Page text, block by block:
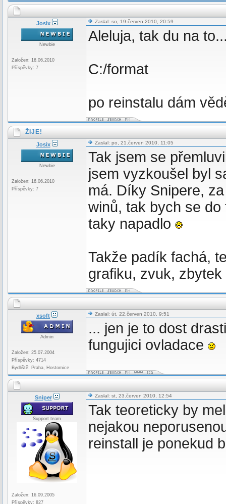
Josix
Newbie
Založen: 16.06.2010
Příspěvky: 7
Zaslal: so, 19.červen 2010, 20:59
Aleluja, tak du na
C:/format
po reinstalu dám
ŽIJE!
Josix
Newbie
Založen: 16.06.2010
Příspěvky: 7
Zaslal: po, 21.červen 2010, 11:05
Tak jsem se
jsem vyzkoušel byl
má. Díky Snipere,
winů, tak bych se
taky napadlo
Takže padík fachá,
grafiku, zvuk,
xsoft
Admin
Založen: 25.07.2004
Příspěvky: 4714
Bydliště: Praha, Hostomice
Zaslal: út, 22.červen 2010, 9:51
... jen je to dost
fungujici ovladace
Sniper
Support team
Založen: 16.09.2005
Příspěvky: 827
Zaslal: st, 23.červen 2010, 12:54
Tak teoreticky by
nejakou
reinstall je ponekud